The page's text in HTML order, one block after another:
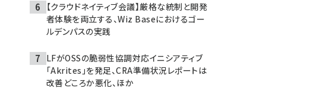
【クラウドネイティブ会議】厳格な統制と開発
者体験を両立する、Wiz Baseにおけるゴー
ルデンパスの実践
LFがOSSの脆弱性協調対応イニシアティブ
「Akrites」を発足、CRA準備状況レポートは
改善どころか悪化、ほか